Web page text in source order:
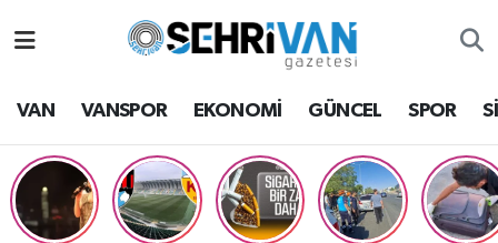
VAN VANSPOR EKONOMİ GÜNCEL SPOR
Van Hava Durumu
VAN Namaz Vakitleri